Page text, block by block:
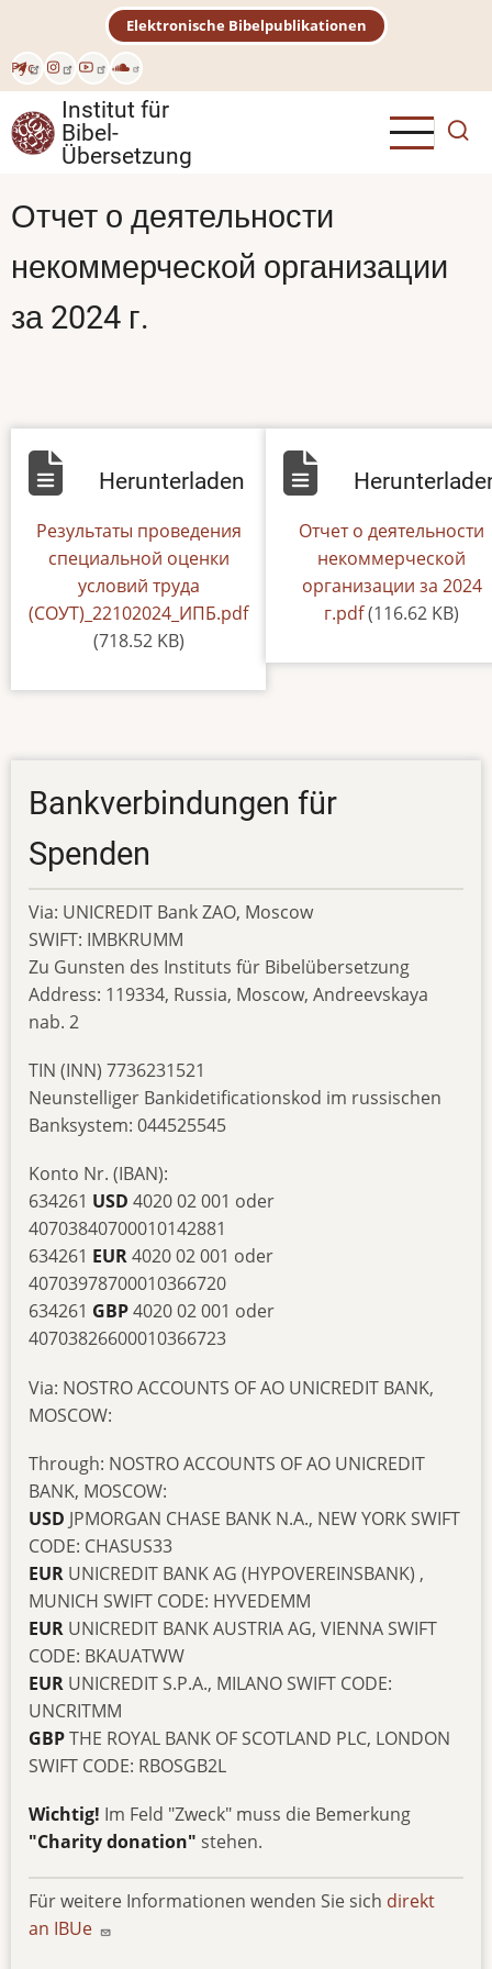
Inhalt
Рус
Elektronische Bibelpublikationen
Institut für
Bibel-
Übersetzung
Отчет о деятельности
некоммерческой организации
за 2024 г.
Herunterladen
Dokument
Результаты проведения
специальной оценки
условий труда
(СОУТ)_22102024_ИПБ.pdf
(718.52 KB)
Default
Отчет о деятельности
некоммерческой
организации за 2024
г.pdf(116.62 KB)
Bankverbindungen für
Spenden
Via: UNICREDIT Bank ZAO, Moscow
SWIFT: IMBKRUMM
Zu Gunsten des Instituts für Bibelübersetzung
Address: 119334, Russia, Moscow, Andreevskaya
nab. 2
TIN (INN) 7736231521
Neunstelliger Bankidetificationskod im russischen
Banksystem: 044525545
Konto Nr. (IBAN):
634261 USD 4020 02 001 oder
40703840700010142881
634261 EUR4020 02 001 oder
40703978700010366720
634261 GBP4020 02 001 oder
40703826600010366723
Via: NOSTRO ACCOUNTS OF AO UNICREDIT BANK,
MOSCOW:
Through: NOSTRO ACCOUNTS OF AO UNICREDIT
BANK, MOSCOW:
USD JPMORGAN CHASE BANK N.A., NEW YORK SWIFT
CODE: CHASUS33
EUR UNICREDIT BANK AG (HYPOVEREINSBANK) ,
MUNICH SWIFT CODE: HYVEDEMM
EUR UNICREDIT BANK AUSTRIA AG, VIENNA SWIFT
CODE: BKAUATWW
EUR UNICREDIT S.P.A., MILANO SWIFT CODE:
UNCRITMM
GBPTHE ROYAL BANK OF SCOTLAND PLC, LONDON
SWIFT CODE: RBOSGB2L
Wichtig! Im Feld "Zweck" muss die Bemerkung
"Charity donation" stehen.
Für weitere Informationen wenden Sie sich direkt
an IBUe